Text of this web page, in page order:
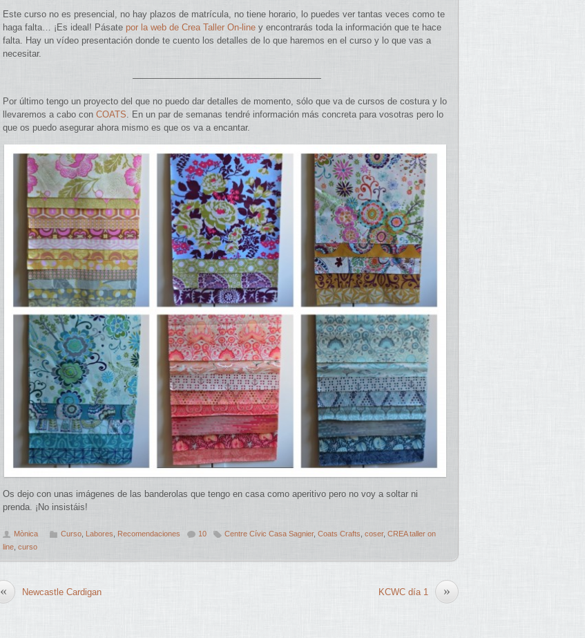
Este curso no es presencial, no hay plazos de matrícula, no tiene horario, lo puedes ver tantas veces como te
haga falta… ¡Es ideal! Pásate por la web de Crea Taller On-line y encontrarás toda la información que te hace
falta. Hay un vídeo presentación donde te cuento los detalles de lo que haremos en el curso y lo que vas a
necesitar.
—————————————————————
Por último tengo un proyecto del que no puedo dar detalles de momento, sólo que va de cursos de costura y lo
llevaremos a cabo con COATS . En un par de semanas tendré información más concreta para vosotras pero lo
que os puedo asegurar ahora mismo es que os va a encantar.
Os dejo con unas imágenes de las banderolas que tengo en casa como aperitivo pero no voy a soltar ni
prenda. ¡No insistáis!
Mònica Curso Labores Recomendaciones 10 Centre Cívic Casa Sagnier, Coats Crafts coser, CREA taller on
line curso
« Newcastle Cardigan »
KCWC día 1